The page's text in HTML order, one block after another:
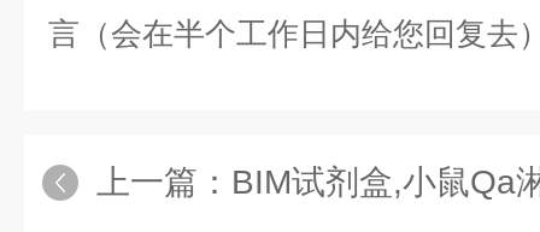
言（会在半个工作日内给您回复去
上一篇： BIM试剂盒,小鼠Qa淋巴细胞